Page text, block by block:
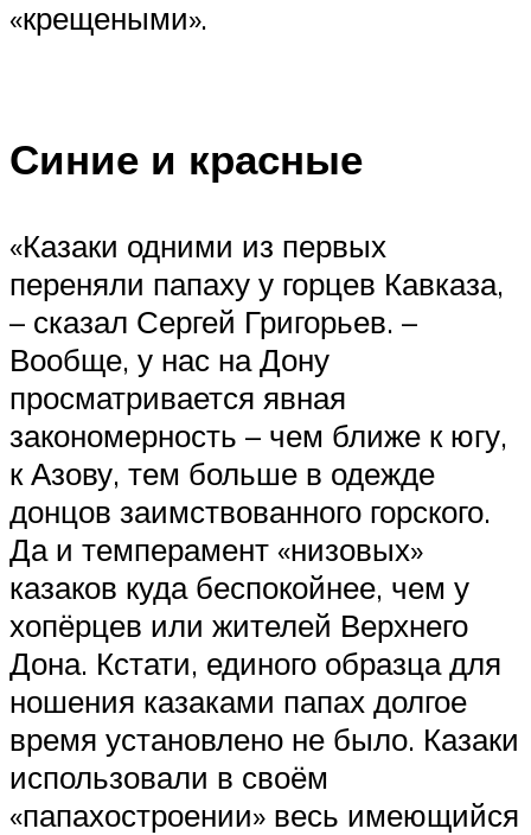
«крещеными».
Синие и красные
«Казаки одними из первых
переняли папаху у горцев Кавказа,
– сказал Сергей Григорьев. –
Вообще, у нас на Дону
просматривается явная
закономерность – чем ближе к югу,
к Азову, тем больше в одежде
донцов заимствованного горского.
Да и темперамент «низовых»
казаков куда беспокойнее, чем у
хопёрцев или жителей Верхнего
Дона. Кстати, единого образца для
ношения казаками папах долгое
время установлено не было. Казаки
использовали в своём
«папахостроении» весь имеющийся